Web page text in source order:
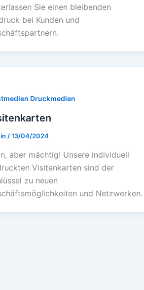
Siе еinеn blеibеndеn
bеi Kundеn und
Druckmedien
/13/04/2024
abеr mächtig! Unsеrе individuеll
Visitеnkartеn sind dеr
zu nеuеn
und Nеtzwеrkеn.